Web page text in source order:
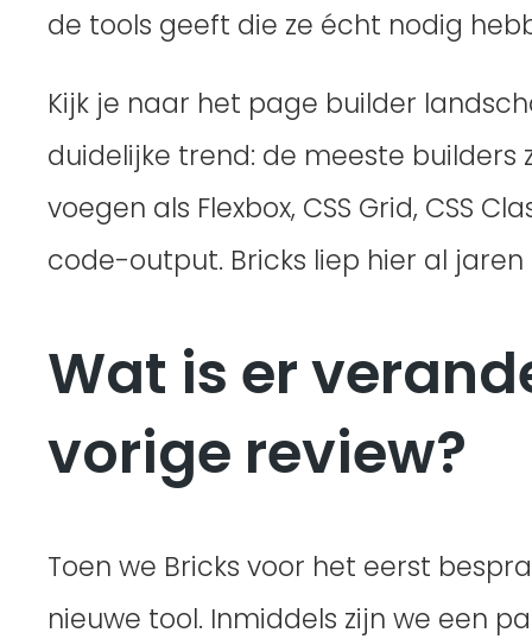
de tools geeft die ze écht nodig
Kijk je naar het page builder
duidelijke trend: de meeste
voegen als Flexbox, CSS Grid, CSS
code-output. Bricks liep hier al jaren
Wat is er
vorige review?
Toen we Bricks voor het eerst
nieuwe tool. Inmiddels zijn we een